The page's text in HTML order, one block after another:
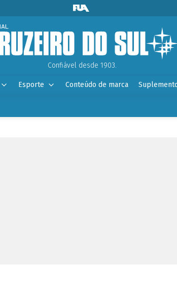
Confiável desde 1903.
Esporte Conteúdo de marca